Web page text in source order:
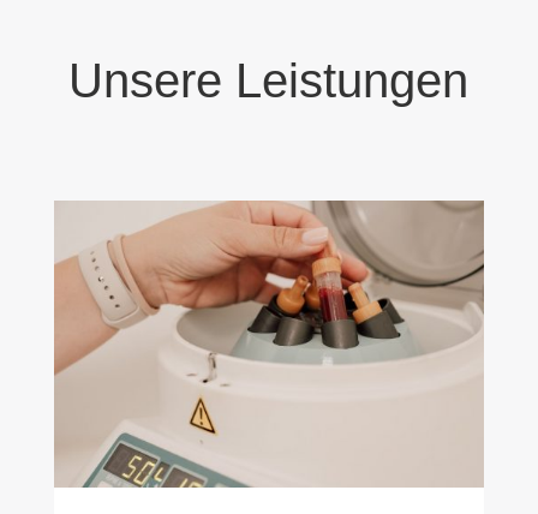
Unsere Leistungen